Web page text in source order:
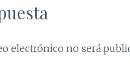
electrónico no será